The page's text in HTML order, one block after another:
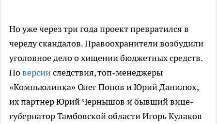
Но уже через три года проект превратился в
череду скандалов. Правоохранители возбудили
уголовное дело о хищении бюджетных средств.
Поверсииследствия, топ-менеджеры
«Компьюлинка» Олег Попов и Юрий Данилюк,
их партнер Юрий Чернышов и бывший вице-
губернатор Тамбовской области Игорь Кулаков